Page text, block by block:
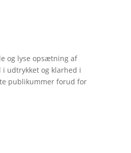
og lyse opsætning af
i udtrykket og klarhed i
publikummer forud for